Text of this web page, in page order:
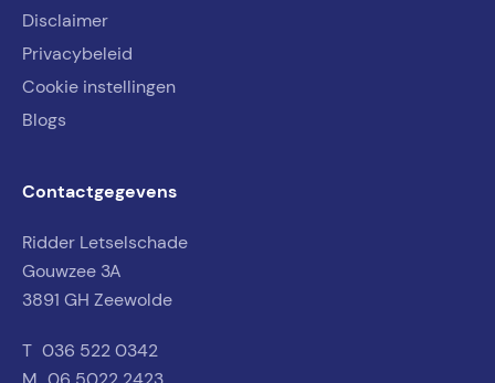
Disclaimer
Privacybeleid
Cookie instellingen
Blogs
Contactgegevens
Ridder Letselschade
Gouwzee 3A
3891 GH Zeewolde
T 036 522 0342